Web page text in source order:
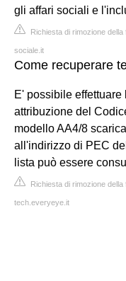
gli affari sociali e
Richiesta di rimozione della
sociale.it
Come recuperare
E' possibile
attribuzione del
modello AA4/8
all'indirizzo di PEC
lista può essere
Richiesta di rimozione della
tech.everyeye.it